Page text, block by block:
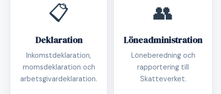
📋
Deklaration
Inkomstdeklaration,
momsdeklaration och
arbetsgivardeklaration.
👥
Löneadministration
Löneberedning och
rapportering till
Skatteverket.